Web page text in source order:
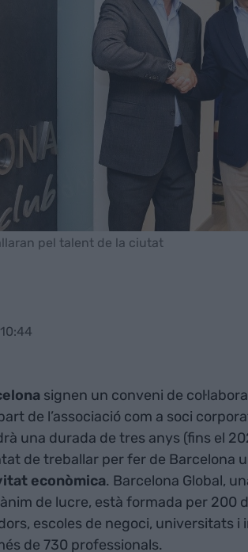
pel talent de la ciutat
signen un conveni de
de l’associació com a soci
una durada de tres anys (fins el
de treballar per fer de Barcelona
econòmica. Barcelona Global,
de lucre, està formada per 200
escoles de negoci, universitats i
de 730 professionals.